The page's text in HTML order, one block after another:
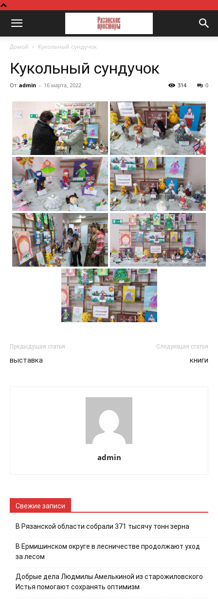
Домой Кукольный сундучок
Кукольный сундучок
От admin - 16 марта, 2022 0
314
Предыдущая статья
выставка
Следующая статья
книги
admin
Свежие записи
В Рязанской области собрали 371 тысячу тонн зерна
В Ермишинском округе в лесничестве продолжают уход
за лесом
Добрые дела Людмилы Амелькиной из старожиловского
Истья помогают сохранять оптимизм